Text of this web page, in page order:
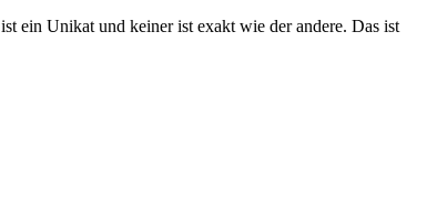
ein Unikat und keiner ist exakt wie der andere. Das ist